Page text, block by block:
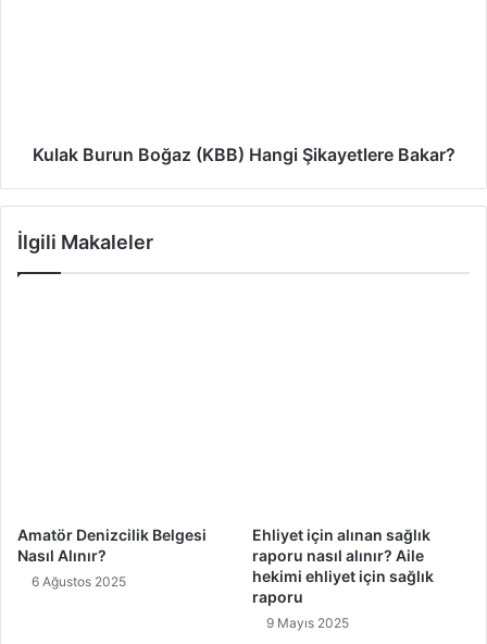
Kulak Burun Boğaz (KBB) Hangi Şikayetlere Bakar?
İlgili Makaleler
Amatör Denizcilik Belgesi
Nasıl Alınır?
6 Ağustos 2025
Ehliyet için alınan sağlık
raporu nasıl alınır? Aile
hekimi ehliyet için sağlık
raporu
9 Mayıs 2025